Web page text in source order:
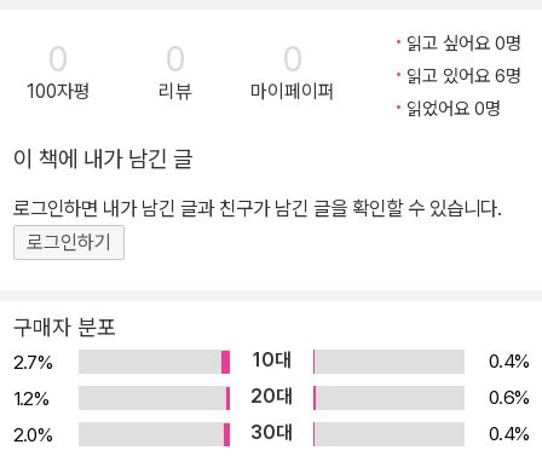
안하며 등장하여 최고의 자리를 지키고 있는 수학 문제 기본서의 대
표 주자입니다. 보유하고 있는 방대한 데이터베이스와 인프라를 바탕
으로 한 쎈의 유형 분석과 문제 해결 방법은 어떤 교재도 따라올 수 없
자리에 있는 이유입니다. 최적의 유형 학습을 통한 실제 문제해결 능
력을 기르는 쎈, 수학의 답은 쎈입니다!
0
100자평
0
리뷰
0
마이페이퍼
읽고 싶어요 0명
읽고 있어요 6명
읽었어요 0명
이 책에 내가 남긴 글
로그인하면 내가 남긴 글과 친구가 남긴 글을 확인할 수 있습니다.
로그인하기
구매자 분포
2.7% 10대
0.4%
1.2%
20대
0.6%
2.0%
30대
0.4%